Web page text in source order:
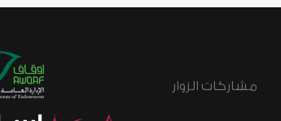
مشاركات الزوار